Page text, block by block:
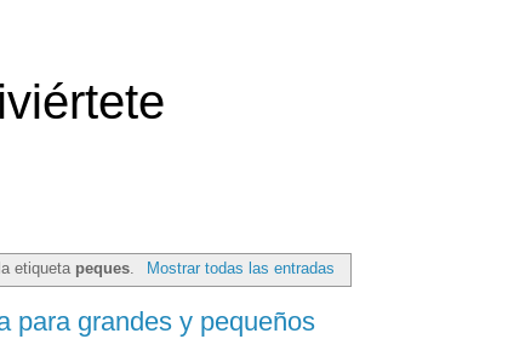
etiqueta peques Mostrar todas las entradas
para grandes y pequeños